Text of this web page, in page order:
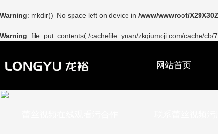
Warning: mkdir(): No space left on device in /www/wwwroot/
Warning: file_put_contents(./cachefile_yuan/zkqiumoji.com/cache/
网站首页